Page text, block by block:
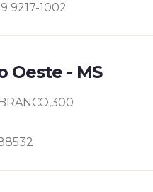
9217-1002
Oeste - MS